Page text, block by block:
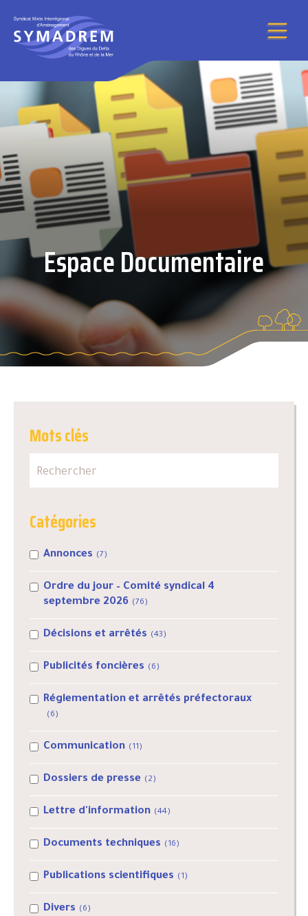
Espace Documentaire
Mots clés
Catégories
Annonces (7)
Ordre du jour – Comité syndical 4
septembre 2026 (76)
Décisions et arrêtés (43)
Publicités foncières (6)
Réglementation et arrêtés préfectoraux
(6)
Communication (11)
Dossiers de presse (2)
Lettre d'information (44)
Documents techniques (16)
Publications scientifiques (1)
Divers (6)